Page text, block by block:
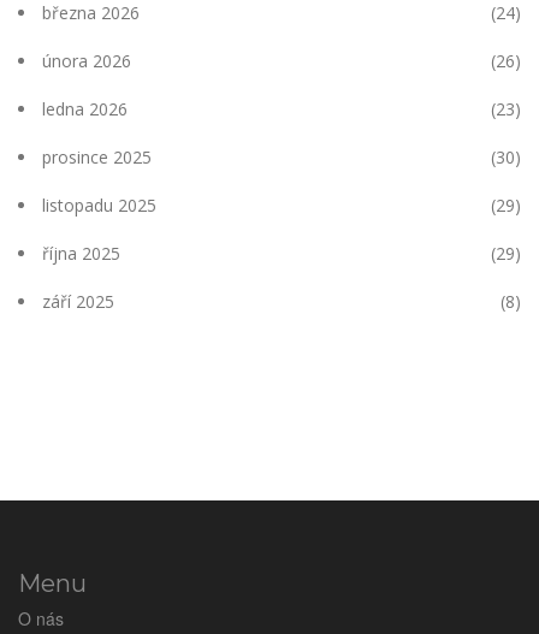
března 2026 (24)
února 2026 (26)
ledna 2026 (23)
prosince 2025 (30)
listopadu 2025 (29)
října 2025 (29)
září 2025 (8)
Menu
O nás